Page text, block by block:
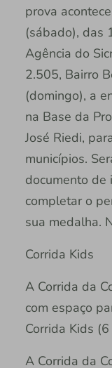
prova
(sábado), das
Agência do
2.505, Bairro
(domingo), a
na Base da
José Riedi,
municípios.
documento de
completar o
sua medalha.
Corrida Kids
A Corrida da
com espaço
Corrida Kids
A Corrida da